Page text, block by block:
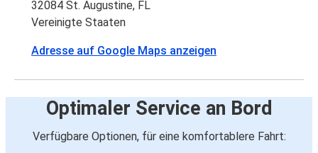
32084 St. Augustine, FL
Vereinigte Staaten
Adresse auf Google Maps anzeigen
Optimaler Service an Bord
Verfügbare Optionen, für eine komfortablere Fahrt: